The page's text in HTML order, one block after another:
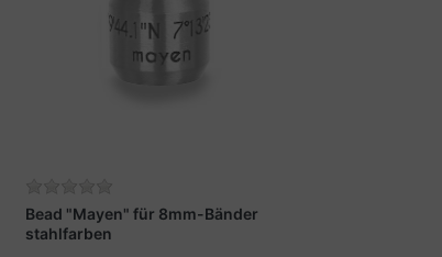
Bead "Mayen" für 8mm-Bänder
stahlfarben